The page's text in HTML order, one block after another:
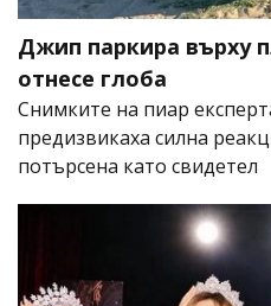
Джип паркира върху
отнесе глоба
Снимките на пиар
предизвикаха силна
потърсена като свидетел